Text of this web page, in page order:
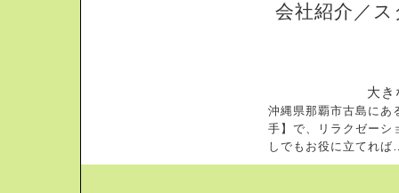
会社紹介／
大
沖縄県那覇市古島にあ
手】で、リラクゼーシ
しでもお役に立てれ